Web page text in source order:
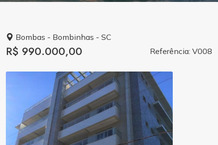
Bombas - Bombinhas - SC
R$ 990.000,00 Referência: V008